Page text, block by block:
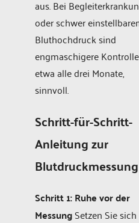
aus. Bei
oder schwer
Bluthochdruck sind
engmaschigere
etwa alle drei Monate,
sinnvoll.
Schritt-für-Schritt-
Anleitung zur
Blutdruckmessung
Schritt 1: Ruhe vor der
MessungSetzen Sie sich